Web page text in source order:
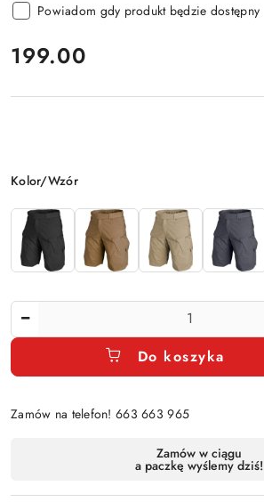
Powiadom gdy produkt będzie dostępny
cena:
199.00
Wariant
Kolor/Wzór
Do koszyka
Zamów na telefon! 663 663 965
Wyślij
Zamów w ciągu
a paczkę wyślemy dziś!